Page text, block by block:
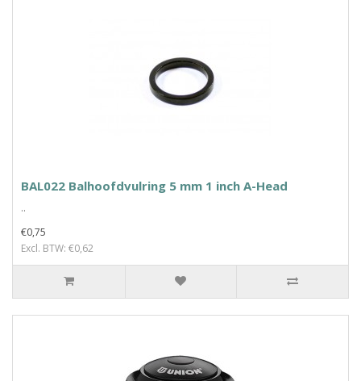
BAL022 Balhoofdvulring 5 mm 1 inch A-Head
..
€0,75
Excl. BTW: €0,62